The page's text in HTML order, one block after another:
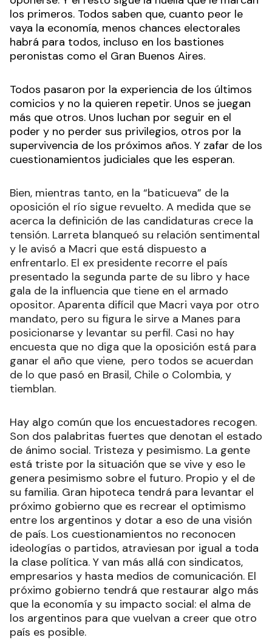
los primeros. Todos saben que, cuanto peor le
vaya la economía, menos chances electorales
habrá para todos, incluso en los bastiones
peronistas como el Gran Buenos Aires.
Todos pasaron por la experiencia de los últimos
comicios y no la quieren repetir. Unos se juegan
más que otros. Unos luchan por seguir en el
poder y no perder sus privilegios, otros por la
supervivencia de los próximos años. Y zafar de los
cuestionamientos judiciales que les esperan.
Bien, mientras tanto, en la “baticueva” de la
oposición el río sigue revuelto. A medida que se
acerca la definición de las candidaturas crece la
tensión. Larreta blanqueó su relación sentimental
y le avisó a Macri que está dispuesto a
enfrentarlo. El ex presidente recorre el país
presentado la segunda parte de su libro y hace
gala de la influencia que tiene en el armado
opositor. Aparenta difícil que Macri vaya por otro
mandato, pero su figura le sirve a Manes para
posicionarse y levantar su perfil. Casi no hay
encuesta que no diga que la oposición está para
ganar el año que viene, pero todos se acuerdan
de lo que pasó en Brasil, Chile o Colombia, y
tiemblan.
Hay algo común que los encuestadores recogen.
Son dos palabritas fuertes que denotan el estado
de ánimo social. Tristeza y pesimismo. La gente
está triste por la situación que se vive y eso le
genera pesimismo sobre el futuro. Propio y el de
su familia. Gran hipoteca tendrá para levantar el
próximo gobierno que es recrear el optimismo
entre los argentinos y dotar a eso de una visión
de país. Los cuestionamientos no reconocen
ideologías o partidos, atraviesan por igual a toda
la clase política. Y van más allá con sindicatos,
empresarios y hasta medios de comunicación. El
próximo gobierno tendrá que restaurar algo más
que la economía y su impacto social: el alma de
los argentinos para que vuelvan a creer que otro
país es posible.